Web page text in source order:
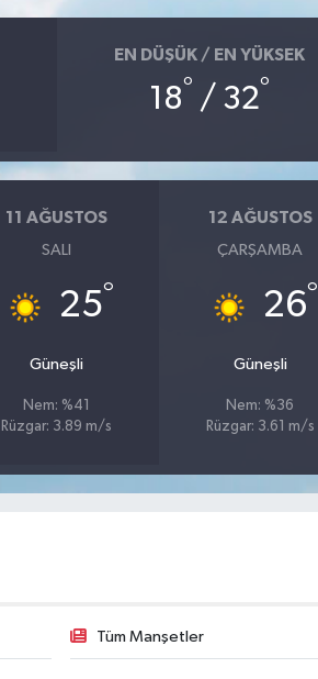
EN DÜŞÜK / EN YÜKSEK
18° / 32°
11 AĞUSTOS
SALI
25°
Güneşli
Nem: %41
Rüzgar: 3.89 m/s
12 AĞUSTOS
ÇARŞAMBA
26°
Güneşli
Nem: %36
Rüzgar: 3.61 m/s
Tüm Manşetler